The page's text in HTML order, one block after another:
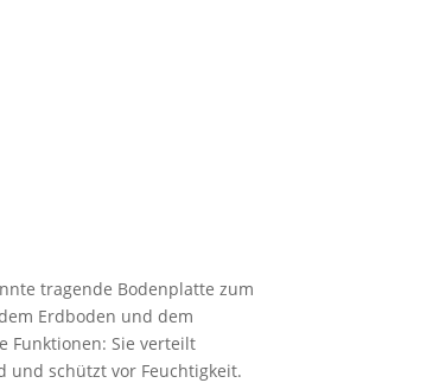
tragende Bodenplatte zum
Erdboden und dem
Funktionen: Sie verteilt
und schützt vor Feuchtigkeit.